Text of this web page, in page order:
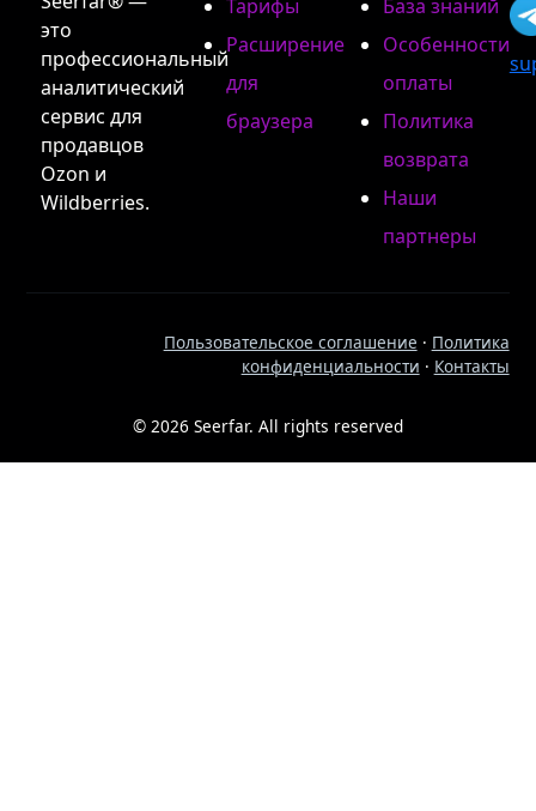
это
профессиональный
аналитический
сервис для
продавцов
Ozon и
Wildberries.
Тарифы
Расширение
для
браузера
База знаний
Особенности
оплаты
Политика
возврата
Наши
партнеры
Пользовательское соглашение · Политика
конфиденциальности · Контакты
© 2026 Seerfar. All rights reserved